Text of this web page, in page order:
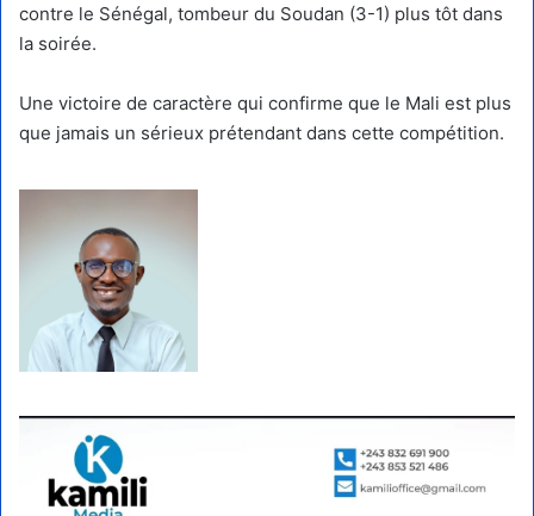
contre le Sénégal, tombeur du Soudan (3-1) plus tôt dans
la soirée.
Une victoire de caractère qui confirme que le Mali est plus
que jamais un sérieux prétendant dans cette compétition.